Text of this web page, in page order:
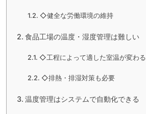
◇健全な労働環境の維持
食品工場の温度・湿度管理は難しい
◇工程によって適した室温が変わる
◇排熱・排湿対策も必要
温度管理はシステムで自動化できる